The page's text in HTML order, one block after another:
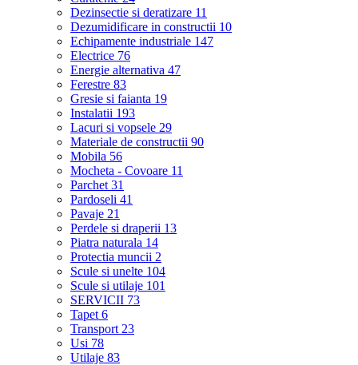
Dezinsectie si deratizare 11
Dezumidificare in constructii 10
Echipamente industriale 147
Electrice 76
Energie alternativa 47
Ferestre 83
Gresie si faianta 19
Instalatii 193
Lacuri si vopsele 29
Materiale de constructii 90
Mobila 56
Mocheta - Covoare 11
Parchet 31
Pardoseli 41
Pavaje 21
Perdele si draperii 13
Piatra naturala 14
Protectia muncii 2
Scule si unelte 104
Scule si utilaje 101
SERVICII 73
Tapet 6
Transport 23
Usi 78
Utilaje 83